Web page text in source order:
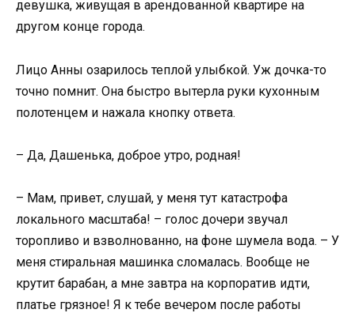
девушка, живущая в арендованной квартире на
другом конце города.
Лицо Анны озарилось теплой улыбкой. Уж дочка-то
точно помнит. Она быстро вытерла руки кухонным
полотенцем и нажала кнопку ответа.
– Да, Дашенька, доброе утро, родная!
– Мам, привет, слушай, у меня тут катастрофа
локального масштаба! – голос дочери звучал
торопливо и взволнованно, на фоне шумела вода. – У
меня стиральная машинка сломалась. Вообще не
крутит барабан, а мне завтра на корпоратив идти,
платье грязное! Я к тебе вечером после работы